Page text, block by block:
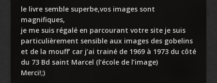
le livre semble superbe,vos images sont
magnifiques,
je me suis régalé en parcourant votre site je suis
particulièrement sensible aux images des gobelins
et de la mouff’ car j’ai trainé de 1969 à 1973 du côté
du 73 Bd saint Marcel (l’école de l’image)
Merci!;)